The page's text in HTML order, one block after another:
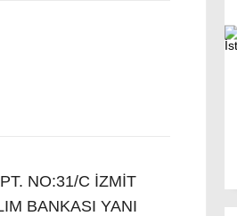
NO:31/C İZMİT
BANKASI YANI